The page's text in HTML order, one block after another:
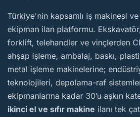
BirMakine
Türkiye'nin kapsamlı iş makinesi
ekipman ilan platformu.
forklift, telehandler ve vinçlerden
ahşap işleme, ambalaj, baskı,
metal işleme makinelerine;
teknolojileri, depolama-raf
ekipmanlarına kadar 30’u aşkın
ikinci el ve sıfır makine ilanı tek